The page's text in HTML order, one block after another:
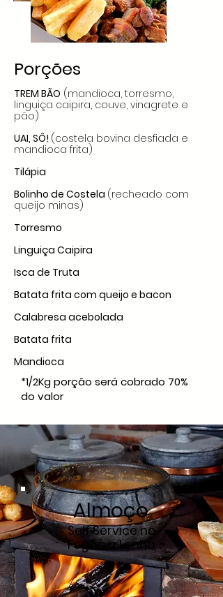
Porções
TREM BÃO (mandioca, torresmo,
linguiça caipira, couve, vinagrete e
pão)
UAI, SÔ! (costela bovina desfiada e
mandioca frita)
Tilápia
Bolinho de Costela (recheado com
queijo minas)
Torresmo
Linguiça Caipira
Isca de Truta
Batata frita com queijo e bacon
Calabresa acebolada
Batata frita
Mandioca
*1/2Kg porção será cobrado 70%
do valor
Almoço
Self Service no
Fogão a Lenha